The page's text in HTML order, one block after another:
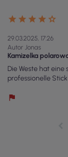
29.03.2025, 17:26
Autor Jonas
Kamizelka
Die Weste hat eine
professionelle